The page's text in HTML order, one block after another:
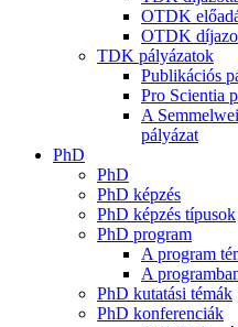
OTDK
OTDK
TDK pályázatok
Publikációs
Pro Scientia
A
pályázat
PhD
PhD
PhD képzés
PhD képzés típusok
PhD program
A program
A
PhD kutatási témák
PhD konferenciák